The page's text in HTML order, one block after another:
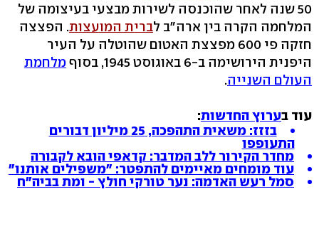
50 שנה לאחר שהוכנסה לשירות מבצעי בעיצומה של
המלחמה הקרה בין ארה"ב לברית המועצות. הפצצה
חזקה פי 600 מפצצת האטום שהוטלה על העיר
היפנית הירושימה ב-6 באוגוסט 1945, בסוף
מלחמת
העולם השנייה.
עוד בערוץ החדשות:
בזזז: משאית התהפכה, 25 מיליון דבורים
התעופפו
מחדר הקירור ללב המדבר: קדאפי הובא לקבורה
עוד מומחים מאיימים להתפטר: "משפילים אותנו"
סמל רעש האדמה: נער טורקי חולץ - ומת בביה"ח